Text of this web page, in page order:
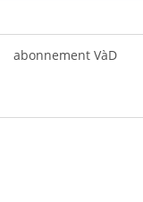
abonnement VàD